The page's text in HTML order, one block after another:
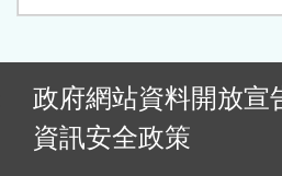
政府網站資料開放宣
資訊安全政策